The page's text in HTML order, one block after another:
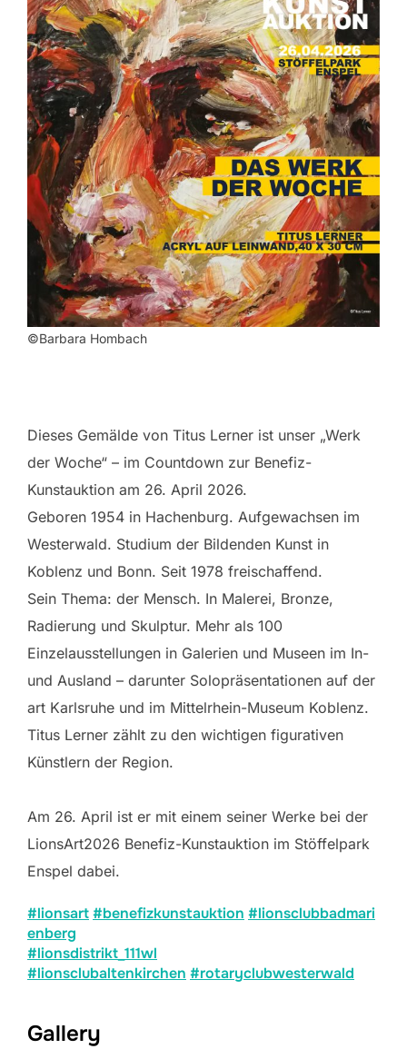
©Barbara Hombach
Dieses Gemälde von Titus Lerner ist unser „Werk
der Woche“ – im Countdown zur Benefiz-
Kunstauktion am 26. April 2026.
Geboren 1954 in Hachenburg. Aufgewachsen im
Westerwald. Studium der Bildenden Kunst in
Koblenz und Bonn. Seit 1978 freischaffend.
Sein Thema: der Mensch. In Malerei, Bronze,
Radierung und Skulptur. Mehr als 100
Einzelausstellungen in Galerien und Museen im In-
und Ausland – darunter Solopräsentationen auf der
art Karlsruhe und im Mittelrhein-Museum Koblenz.
Titus Lerner zählt zu den wichtigen figurativen
Künstlern der Region.
Am 26. April ist er mit einem seiner Werke bei der
LionsArt2026 Benefiz-Kunstauktion im Stöffelpark
Enspel dabei.
#lionsart#benefizkunstauktion #lionsclubbadmari
enberg
#lionsdistrikt_111wl
#lionsclubaltenkirchen #rotaryclubwesterwald
Gallery